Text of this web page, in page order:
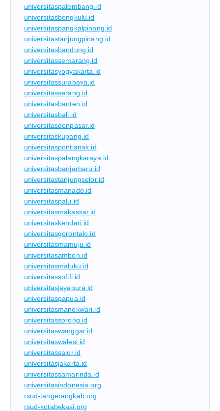
universitaspalembang.id
universitasbengkulu.id
universitaspangkalpinang.id
universitastanjungpinang.id
universitasbandung.id
universitassemarang.id
universitasyogyakarta.id
universitassurabaya.id
universitasserang.id
universitasbanten.id
universitasbali.id
universitasdenpasar.id
universitaskupang.id
universitaspontianak.id
universitaspalangkaraya.id
universitasbanjarbaru.id
universitastanjungselor.id
universitasmanado.id
universitaspalu.id
universitasmakassar.id
universitaskendari.id
universitasgorontalo.id
universitasmamuju.id
universitasambon.id
universitasmaluku.id
universitassofifi.id
universitasjayapura.id
universitaspapua.id
universitasmanokwari.id
universitassorong.id
universitaswanggar.id
universitaswalesi.id
universitassalor.id
universitasjakarta.id
universitassamarinda.id
universitasindonesia.org
rsud-tangerangkab.org
rsud-kotabekasi.org